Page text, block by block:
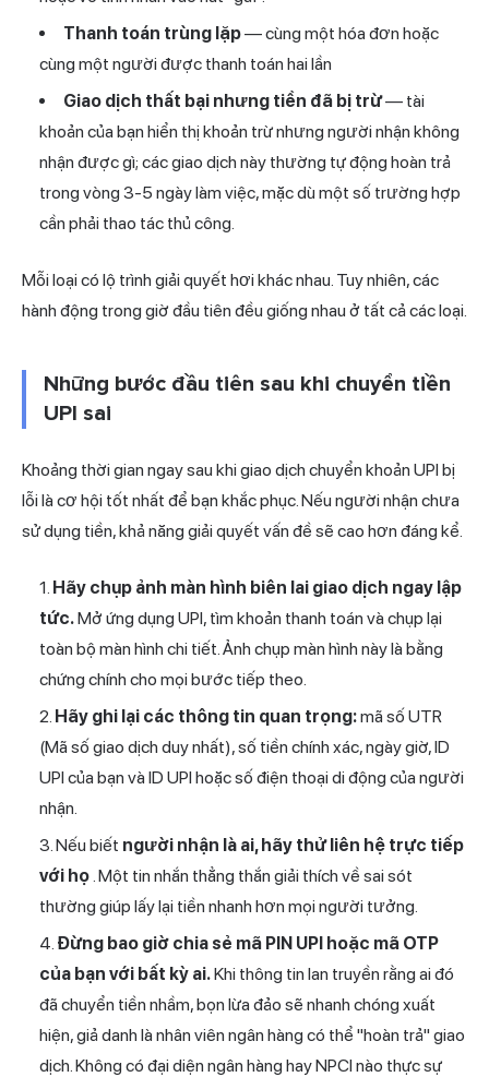
Thanh toán trùng lặp— cùng một hóa đơn hoặc
cùng một người được thanh toán hai lần
Giao dịch thất bại nhưng tiền đã bị trừ— tài
khoản của bạn hiển thị khoản trừ nhưng người nhận không
nhận được gì; các giao dịch này thường tự động hoàn trả
trong vòng 3-5 ngày làm việc, mặc dù một số trường hợp
cần phải thao tác thủ công.
Mỗi loại có lộ trình giải quyết hơi khác nhau. Tuy nhiên, các
hành động trong giờ đầu tiên đều giống nhau ở tất cả các loại.
Những bước đầu tiên sau khi chuyển tiền
UPI sai
Khoảng thời gian ngay sau khi giao dịch chuyển khoản UPI bị
lỗi là cơ hội tốt nhất để bạn khắc phục. Nếu người nhận chưa
sử dụng tiền, khả năng giải quyết vấn đề sẽ cao hơn đáng kể.
Hãy chụp ảnh màn hình biên lai giao dịch ngay lập
tức.Mở ứng dụng UPI, tìm khoản thanh toán và chụp lại
toàn bộ màn hình chi tiết. Ảnh chụp màn hình này là bằng
chứng chính cho mọi bước tiếp theo.
Hãy ghi lại các thông tin quan trọng:mã số UTR
(Mã số giao dịch duy nhất), số tiền chính xác, ngày giờ, ID
UPI của bạn và ID UPI hoặc số điện thoại di động của người
nhận.
Nếu biết người nhận là ai, hãy thử liên hệ trực tiếp
với họ. Một tin nhắn thẳng thắn giải thích về sai sót
thường giúp lấy lại tiền nhanh hơn mọi người tưởng.
Đừng bao giờ chia sẻ mã PIN UPI hoặc mã OTP
của bạn với bất kỳ ai.Khi thông tin lan truyền rằng ai đó
đã chuyển tiền nhầm, bọn lừa đảo sẽ nhanh chóng xuất
hiện, giả danh là nhân viên ngân hàng có thể "hoàn trả" giao
dịch. Không có đại diện ngân hàng hay NPCI nào thực sự